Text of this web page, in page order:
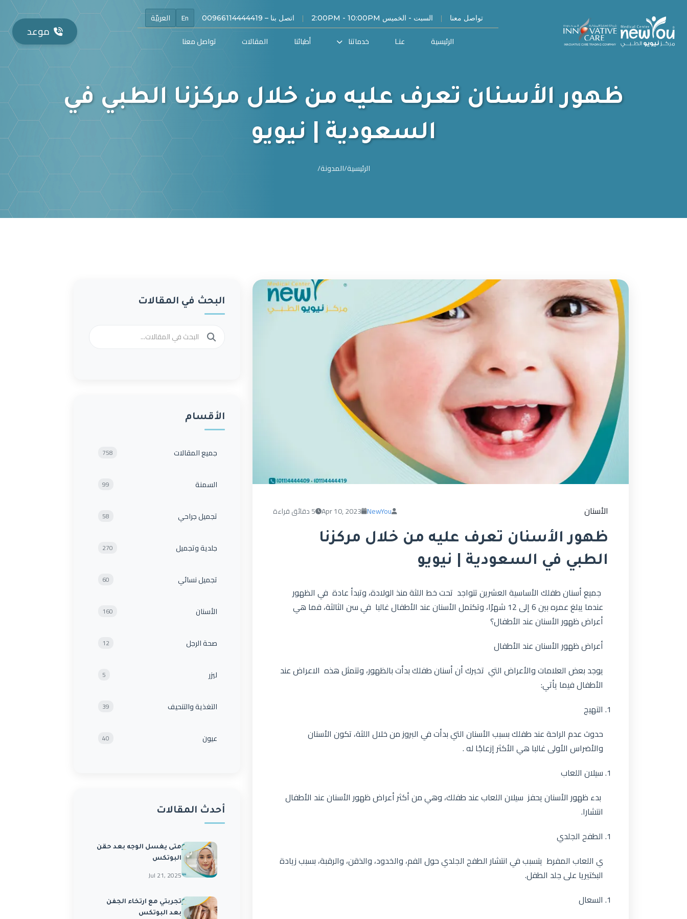
تواصل معنا | السبت - الخميس 2:00PM - 10:00PM | اتصل بنا – 00966114444419 En
العربيّة
الرئيسية
عنـا خدماتنا أطبائنا المقالات تواصل معنا
موعد
ظهور الأسنان تعرف عليه من خلال مركزنا الطبي في
السعودية | نيويو
الرئيسية/المدونة/
الأسنان NewYou
Apr 10, 2023 5 دقائق قراءة
ظهور الأسنان تعرف عليه من خلال مركزنا
الطبي في السعودية | نيويو
جميع أسنان طفلك الأساسية العشرين تتواجد تحت خط اللثة منذ الولادة، وتبدأ عادة في الظهور
عندما يبلغ عمره بين 6 إلى 12 شهرًا، وتكتمل الأسنان عند الأطفال غالبا في سن الثالثة، فما هي
أعراض ظهور الأسنان عند الأطفال؟
أعراض ظهور الأسنان عند الأطفال
يوجد بعض العلامات والأعراض التي تخبرك أن أسنان طفلك بدأت بالظهور، وتتمثل هذه الاعراض عند
الأطفال فيما يأتي:
التهيج
حدوث عدم الراحة عند طفلك بسبب الأسنان التي بدأت في البروز من خلال اللثة، تكون الأسنان
والأضراس الأولى غالبا هي الأكثر إزعاجًا له .
سيلان اللعاب
بدء ظهور الأسنان يحفز سيلان اللعاب عند طفلك، وهي من أكثر أعراض ظهور الأسنان عند الأطفال
انتشارا.
الطفح الجلدي
ي اللعاب المفرط يتسبب في انتشار الطفح الجلدي حول الفم، والخدود، والذقن، والرقبة، بسبب زيادة
البكتيريا على جلد الطفل.
السعال
البحث في المقالات
الأقسام
جميع المقالات 758
السمنة 99
تجميل جراحي 58
جلدية وتجميل 270
تجميل نسائي 60
الأسنان 160
صحة الرجل 12
ليزر 5
التغذية والتنحيف 39
عيون 40
أحدث المقالات
متى يغسل الوجه بعد حقن
البوتكس
Jul 21, 2025
تجربتي مع ارتخاء الجفن
بعد البوتكس